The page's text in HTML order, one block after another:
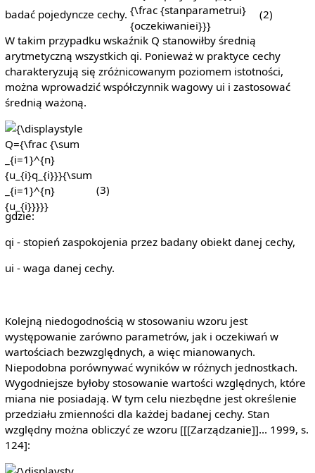
badać pojedyncze cechy. q_{i}={\frac
{stanparametrui}
{oczekiwaniei}}}
(2)
W takim przypadku wskaźnik Q stanowiłby średnią
arytmetyczną wszystkich qi. Ponieważ w praktyce cechy
charakteryzują się zróżnicowanym poziomem istotności,
można wprowadzić współczynnik wagowy ui i zastosować
średnią ważoną.
{\displaystyle
Q={\frac
{\sum
_{i=1}^{n}
{u_{i}q_{i}}}
{\sum
_{i=1}^{n}
{u_{i}}}}}
(3)
gdzie:
qi - stopień zaspokojenia przez badany obiekt danej cechy,
ui - waga danej cechy.
Kolejną niedogodnością w stosowaniu wzoru jest
występowanie zarówno parametrów, jak i oczekiwań w
wartościach bezwzględnych, a więc mianowanych.
Niepodobna porównywać wyników w różnych jednostkach.
Wygodniejsze byłoby stosowanie wartości względnych, które
miana nie posiadają. W tym celu niezbędne jest określenie
przedziału zmienności dla każdej badanej cechy. Stan
względny można obliczyć ze wzoru [[[Zarządzanie]]... 1999, s.
124]: